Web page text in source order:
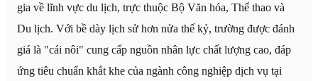
gia về lĩnh vực du lịch, trực thuộc Bộ Văn hóa, Thể thao và
Du lịch. Với bề dày lịch sử hơn nửa thế kỷ, trường được đánh
giá là "cái nôi" cung cấp nguồn nhân lực chất lượng cao, đáp
ứng tiêu chuẩn khắt khe của ngành công nghiệp dịch vụ tại